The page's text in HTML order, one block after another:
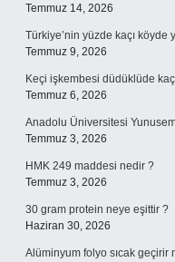
Temmuz 14, 2026
Türkiye’nin yüzde kaçı köyde
Temmuz 9, 2026
Keçi işkembesi düdüklüde
Temmuz 6, 2026
Anadolu Üniversitesi
Temmuz 3, 2026
HMK 249 maddesi nedir ?
Temmuz 3, 2026
30 gram protein neye eşittir ?
Haziran 30, 2026
Alüminyum folyo sıcak geçirir